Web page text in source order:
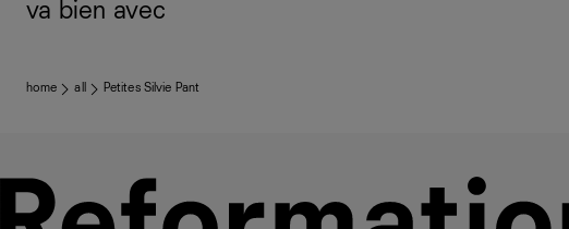
va bien avec
home all Petites Silvie Pant